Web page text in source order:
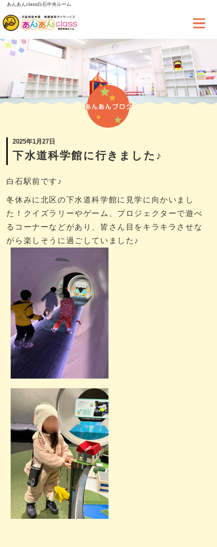
あんあんclass白石中央ルーム
2025年1月27日
下水道科学館に行きました♪
白石駅前です♪
冬休みに北区の下水道科学館に見学に向かいまし
た！クイズラリーやゲーム、プロジェクターで遊べ
るコーナーなどがあり、皆さん目をキラキラさせな
がら楽しそうに過ごしていました♪